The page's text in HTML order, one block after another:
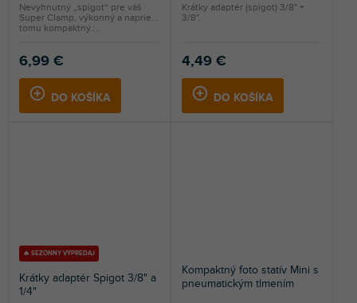
6,99 €
DO KOŠÍKA
Nevyhnutný „spigot“ pre váš
Super Clamp, výkonný a napriek
tomu kompaktný....
4,49 €
DO KOŠÍKA
Krátky adaptér (spigot) 3/8" +
3/8".
🔥 SEZÓNNY VÝPREDAJ
Krátky adaptér Spigot 3/8" a
1/4"
Kompaktný foto statív Mini s
pneumatickým tlmením